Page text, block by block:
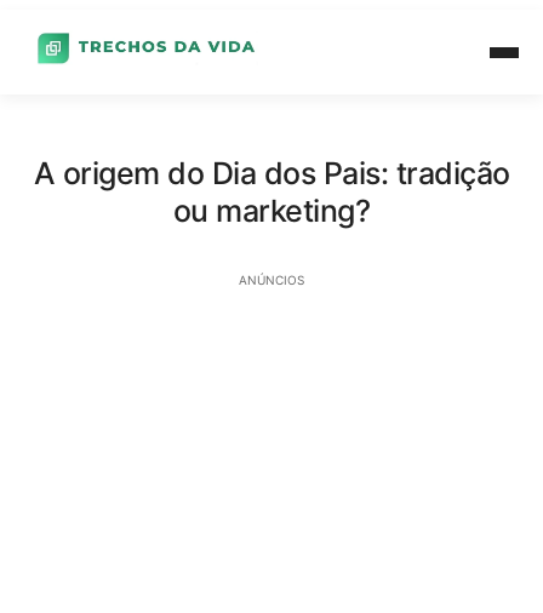
A origem do Dia dos Pais: tradição
ou marketing?
ANÚNCIOS